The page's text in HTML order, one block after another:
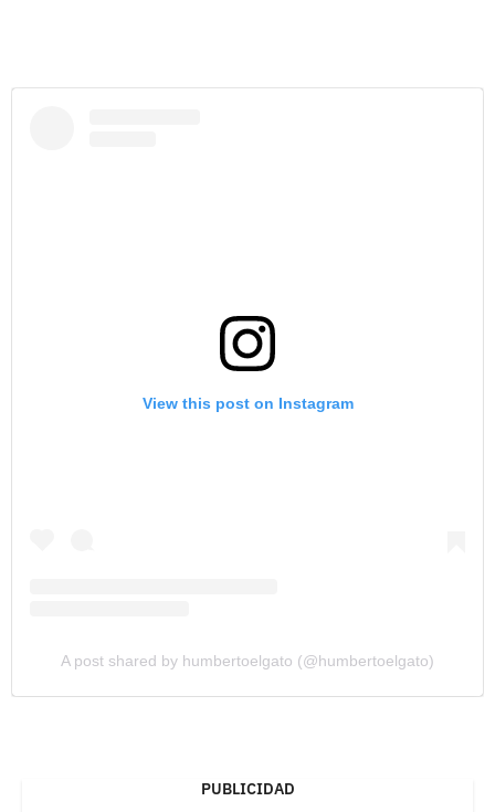
View this post on Instagram
A post shared by humbertoelgato (@humbertoelgato)
PUBLICIDAD